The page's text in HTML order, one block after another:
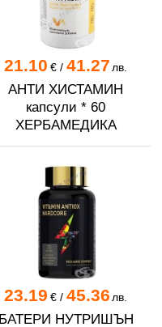
21.10 €/ 41.27 лв.
АНТИ ХИСТАМИН
капсули * 60
ХЕРБАМЕДИКА
23.19 €/ 45.36 лв.
БАТЕРИ НУТРИШЪН